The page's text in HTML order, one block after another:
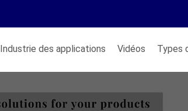
Industrie des applications Vidéos Types